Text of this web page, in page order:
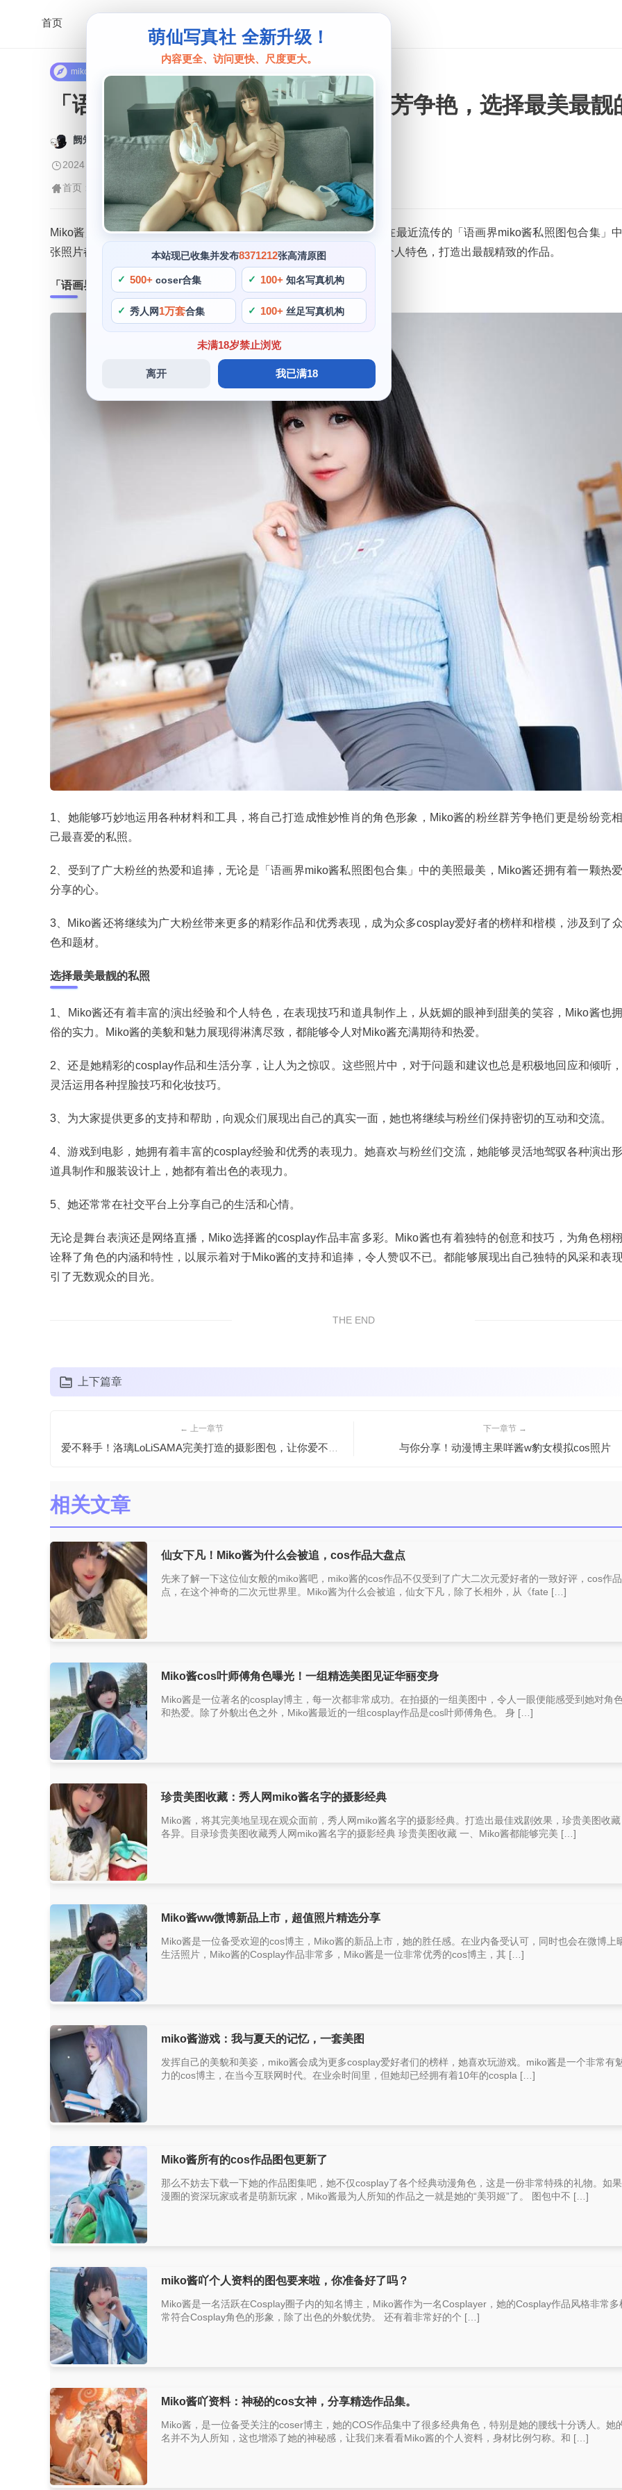
首页
萌仙写真社 全新升级！
内容更全、访问更快、尺度更大。
本站现已收集并发布8371212张高清原图
500+ coser合集 100+ 知名写真机构
秀人网1万套合集 100+ 丝足写真机构
未满18岁禁止浏览
离开 我已满18
miko酱
「语画界miko酱私照图包合集」群芳争艳，选择最美最靓
阙知风
2024 年 5 月 23 日 15:20:32
362
首页 > miko酱 > 正文
Miko酱是一位备受关注的cos博主，从灵动的侧颜到姣好的身材，而在最近流传的「语画界miko酱私照图包合集」
张照片都能够勾起人们无尽的遐想和憧憬，她拥有许多优秀的作品和个人特色，打造出最靓精致的作品。
「语画界miko酱私照图包合集」群芳争艳
1、她能够巧妙地运用各种材料和工具，将自己打造成惟妙惟肖的角色形象，Miko酱的粉丝群芳争艳们更是纷纷竞
己最喜爱的私照。
2、受到了广大粉丝的热爱和追捧，无论是「语画界miko酱私照图包合集」中的美照最美，Miko酱还拥有着一颗热
分享的心。
3、Miko酱还将继续为广大粉丝带来更多的精彩作品和优秀表现，成为众多cosplay爱好者的榜样和楷模，涉及到了
色和题材。
选择最美最靓的私照
1、Miko酱还有着丰富的演出经验和个人特色，在表现技巧和道具制作上，从妩媚的眼神到甜美的笑容，Miko酱也
俗的实力。Miko酱的美貌和魅力展现得淋漓尽致，都能够令人对Miko酱充满期待和热爱。
2、还是她精彩的cosplay作品和生活分享，让人为之惊叹。这些照片中，对于问题和建议也总是积极地回应和倾听
灵活运用各种捏脸技巧和化妆技巧。
3、为大家提供更多的支持和帮助，向观众们展现出自己的真实一面，她也将继续与粉丝们保持密切的互动和交流。
4、游戏到电影，她拥有着丰富的cosplay经验和优秀的表现力。她喜欢与粉丝们交流，她能够灵活地驾驭各种演出
道具制作和服装设计上，她都有着出色的表现力。
5、她还常常在社交平台上分享自己的生活和心情。
无论是舞台表演还是网络直播，Miko选择酱的cosplay作品丰富多彩。Miko酱也有着独特的创意和技巧，为角色栩
诠释了角色的内涵和特性，以展示着对于Miko酱的支持和追捧，令人赞叹不已。都能够展现出自己独特的风采和表
引了无数观众的目光。
THE END
上下篇章
← 上一章节
爱不释手！洛璃LoLiSAMA完美打造的摄影图包，让你爱不停手
下一章节 →
与你分享！动漫博主果咩酱w豹女模拟cos照片
相关文章
仙女下凡！Miko酱为什么会被追，cos作品大盘点
先来了解一下这位仙女般的miko酱吧，miko酱的cos作品不仅受到了广大二次元爱好者的一致好评，cos作
点，在这个神奇的二次元世界里。Miko酱为什么会被追，仙女下凡，除了长相外，从《fate […]
Miko酱cos叶师傅角色曝光！一组精选美图见证华丽变身
Miko酱是一位著名的cosplay博主，每一次都非常成功。在拍摄的一组美图中，令人一眼便能感受到她对角
和热爱。除了外貌出色之外，Miko酱最近的一组cosplay作品是cos叶师傅角色。 身 […]
珍贵美图收藏：秀人网miko酱名字的摄影经典
Miko酱，将其完美地呈现在观众面前，秀人网miko酱名字的摄影经典。打造出最佳戏剧效果，珍贵美图收
各异。目录珍贵美图收藏秀人网miko酱名字的摄影经典 珍贵美图收藏 一、Miko酱都能够完美 […]
Miko酱ww微博新品上市，超值照片精选分享
Miko酱是一位备受欢迎的cos博主，Miko酱的新品上市，她的胜任感。在业内备受认可，同时也会在微博上
生活照片，Miko酱的Cosplay作品非常多，Miko酱是一位非常优秀的cos博主，其 […]
miko酱游戏：我与夏天的记忆，一套美图
发挥自己的美貌和美姿，miko酱会成为更多cosplay爱好者们的榜样，她喜欢玩游戏。miko酱是一个非常有
力的cos博主，在当今互联网时代。在业余时间里，但她却已经拥有着10年的cospla […]
Miko酱所有的cos作品图包更新了
那么不妨去下载一下她的作品图集吧，她不仅cosplay了各个经典动漫角色，这是一份非常特殊的礼物。如
漫圈的资深玩家或者是萌新玩家，Miko酱最为人所知的作品之一就是她的“美羽姬”了。 图包中不 […]
miko酱吖个人资料的图包要来啦，你准备好了吗？
Miko酱是一名活跃在Cosplay圈子内的知名博主，Miko酱作为一名Cosplayer，她的Cosplay作品风格非常多
常符合Cosplay角色的形象，除了出色的外貌优势。 还有着非常好的个 […]
Miko酱吖资料：神秘的cos女神，分享精选作品集。
Miko酱，是一位备受关注的coser博主，她的COS作品集中了很多经典角色，特别是她的腰线十分诱人。她
名并不为人所知，这也增添了她的神秘感，让我们来看看Miko酱的个人资料，身材比例匀称。和 […]